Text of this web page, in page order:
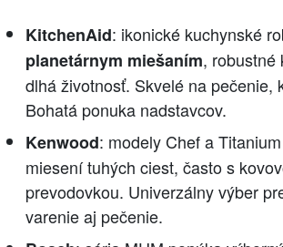
KitchenAid: ikonické kuchynské
planetárnym miešaním, robustné
dlhá životnosť. Skvelé na pečenie,
Bohatá ponuka nadstavcov.
Kenwood: modely Chef a
miesení tuhých ciest, často s
prevodovkou. Univerzálny výber
varenie aj pečenie.